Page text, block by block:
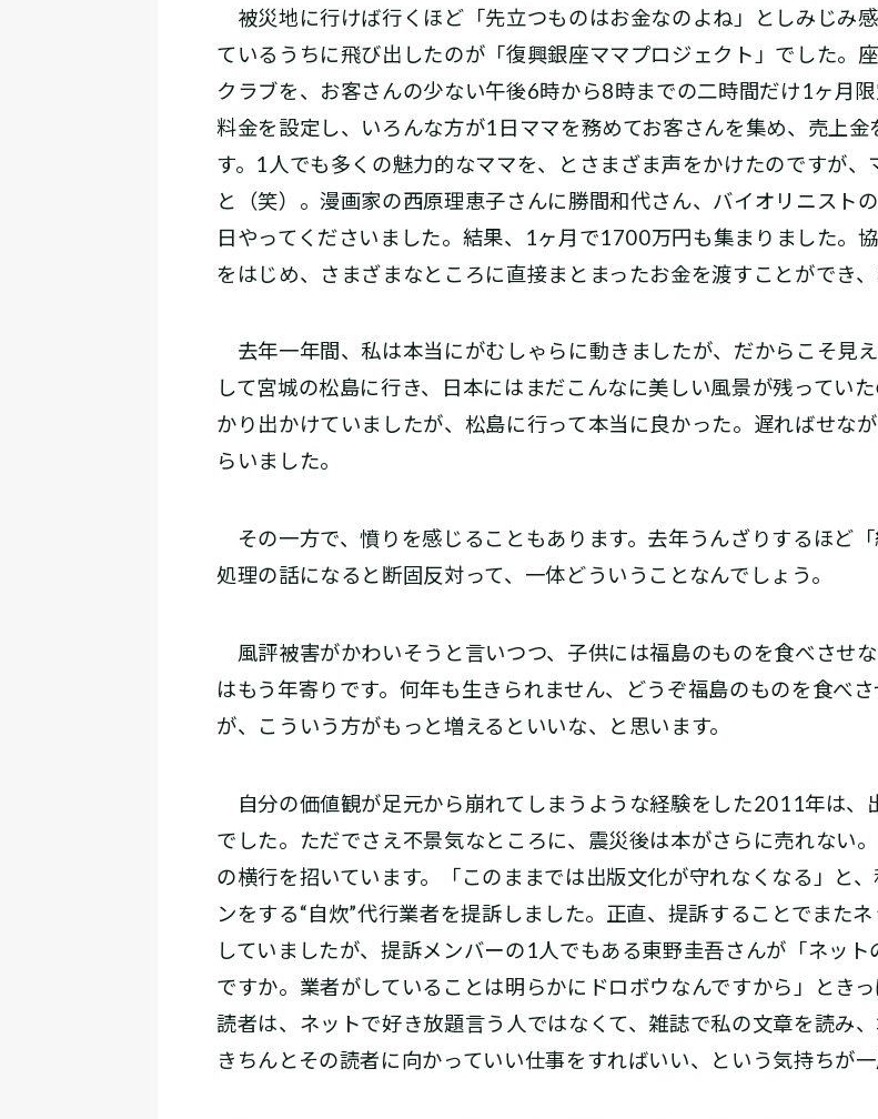
被災地に行けば行くほど「先立つものはお金なのよね」としみじみ
ているうちに飛び出したのが「復興銀座ママプロジェクト」でした。
クラブを、お客さんの少ない午後6時から8時までの二時間だけ1ヶ月
料金を設定し、いろんな方が1日ママを務めてお客さんを集め、売上
す。1人でも多くの魅力的なママを、とさまざま声をかけたのですが
と（笑）。漫画家の西原理恵子さんに勝間和代さん、バイオリニスト
日やってくださいました。結果、1ヶ月で1700万円も集まりました。
をはじめ、さまざまなところに直接まとまったお金を渡すことができ、
去年一年間、私は本当にがむしゃらに動きましたが、だからこそ見
して宮城の松島に行き、日本にはまだこんなに美しい風景が残ってい
かり出かけていましたが、松島に行って本当に良かった。遅ればせな
らいました。
その一方で、憤りを感じることもあります。去年うんざりするほど
処理の話になると断固反対って、一体どういうことなんでしょう。
風評被害がかわいそうと言いつつ、子供には福島のものを食べさせ
はもう年寄りです。何年も生きられません、どうぞ福島のものを食べ
が、こういう方がもっと増えるといいな、と思います。
自分の価値観が足元から崩れてしまうような経験をした2011年は、
でした。ただでさえ不景気なところに、震災後は本がさらに売れない
の横行を招いています。「このままでは出版文化が守れなくなる」と
ンをする“自炊”代行業者を提訴しました。正直、提訴することでまた
していましたが、提訴メンバーの1人でもある東野圭吾さんが「ネッ
ですか。業者がしていることは明らかにドロボウなんですから」とき
読者は、ネットで好き放題言う人ではなくて、雑誌で私の文章を読み
きちんとその読者に向かっていい仕事をすればいい、という気持ちが一